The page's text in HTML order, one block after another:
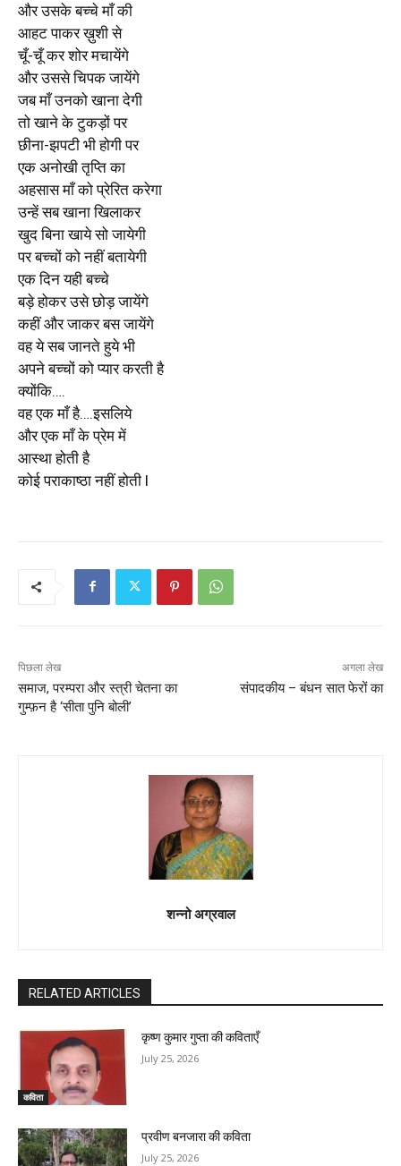
और उसके बच्चे माँ की
आहट पाकर ख़ुशी से
चूँ-चूँ कर शोर मचायेंगे
और उससे चिपक जायेंगे
जब माँ उनको खाना देगी
तो खाने के टुकड़ों पर
छीना-झपटी भी होगी पर
एक अनोखी तृप्ति का
अहसास माँ को प्रेरित करेगा
उन्हें सब खाना खिलाकर
खुद बिना खाये सो जायेगी
पर बच्चों को नहीं बतायेगी
एक दिन यही बच्चे
बड़े होकर उसे छोड़ जायेंगे
कहीं और जाकर बस जायेंगे
वह ये सब जानते हुये भी
अपने बच्चों को प्यार करती है
क्योंकि….
वह एक माँ है….इसलिये
और एक माँ के प्रेम में
आस्था होती है
कोई पराकाष्ठा नहीं होती l
पिछला लेख
समाज, परम्परा और स्त्री चेतना का
गुम्फ़न है ‘सीता पुनि बोली’
अगला लेख
संपादकीय – बंधन सात फेरों का
शन्नो अग्रवाल
RELATED ARTICLES
कविता
कृष्ण कुमार गुप्ता की कविताएँ
July 25, 2026
प्रवीण बनजारा की कविता
July 25, 2026